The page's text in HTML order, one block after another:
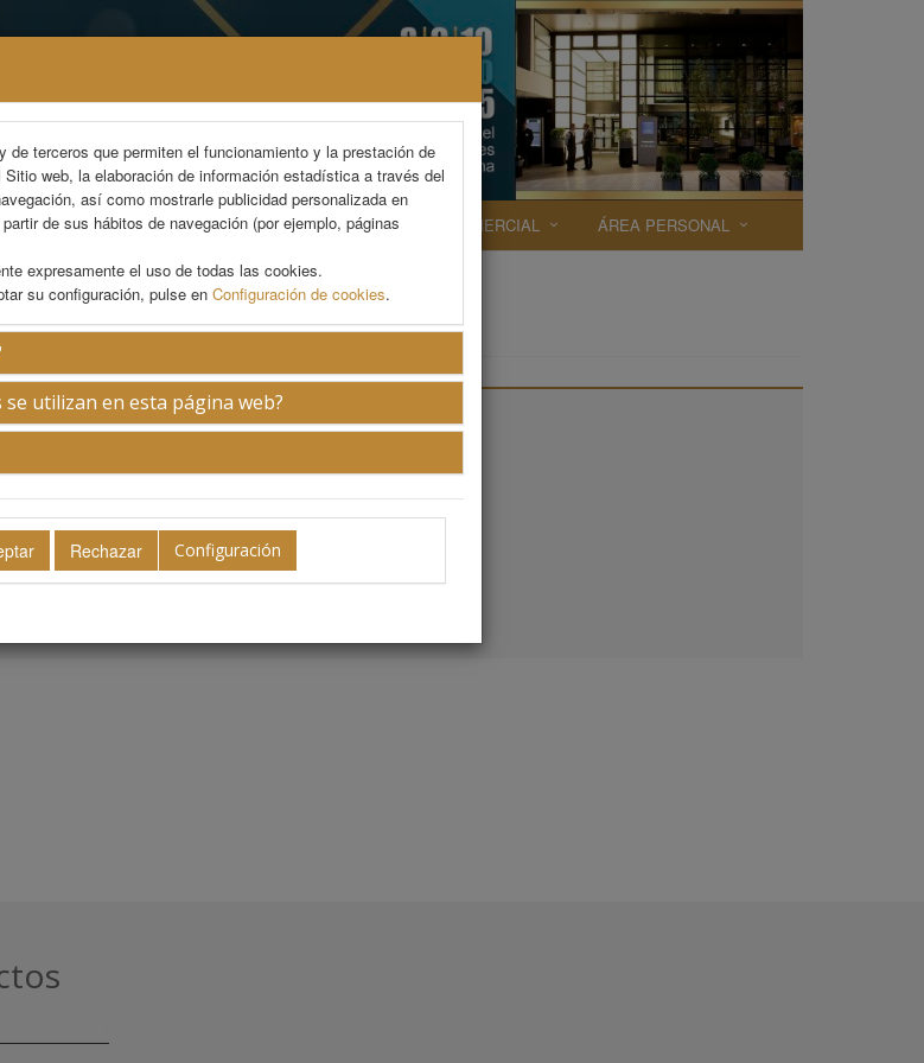
de terceros que permiten el funcionamiento y la prestación de
web, la elaboración de información estadística a través del
así como mostrarle publicidad personalizada en
de sus hábitos de navegación (por ejemplo, páginas
expresamente el uso de todas las cookies.
su configuración, pulse en Configuración de cookies.
utilizan en esta página web?
Configuración
INSCRIPCIÓN ALOJAMIENTO EXP. COMERCIAL ÁREA PERSONAL
Argentina.